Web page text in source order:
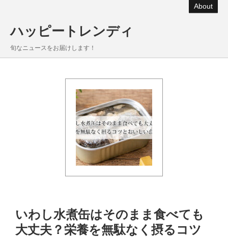
About
ハッピートレンディ
旬なニュースをお届けします！
いわし水煮缶はそのまま食べても
大丈夫？栄養を無駄なく摂るコツ